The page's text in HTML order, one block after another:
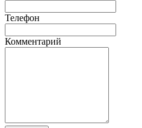
Телефон
Комментарий